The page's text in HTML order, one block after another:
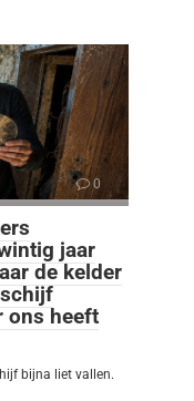
0
jaar
de kelder
ons heeft
bijna liet vallen.